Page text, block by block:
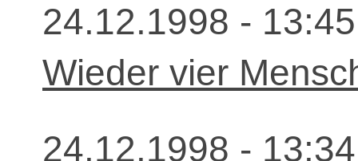
24.12.1998 -
Wieder vier
24.12.1998 -